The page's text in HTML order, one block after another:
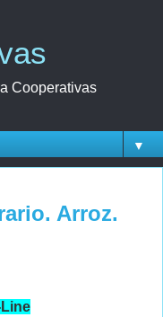
Cooperativas
▼
Arroz.